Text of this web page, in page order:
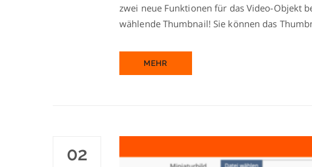
zwei neue Funktionen für das Video-Objekt
wählende Thumbnail! Sie können das
MEHR
02